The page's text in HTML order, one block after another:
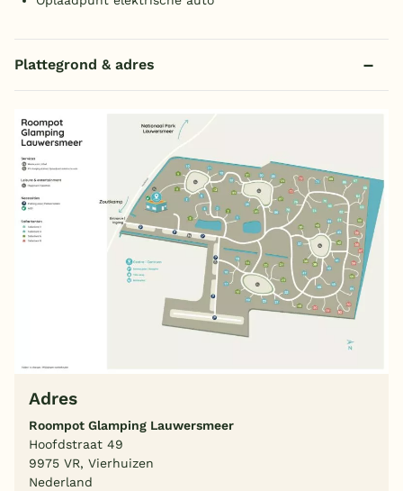
Plattegrond & adres
Adres
Roompot Glamping Lauwersmeer
Hoofdstraat 49
9975 VR, Vierhuizen
Nederland